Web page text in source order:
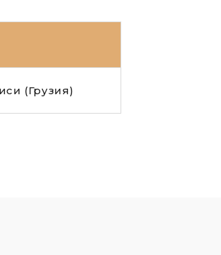
(Грузия)